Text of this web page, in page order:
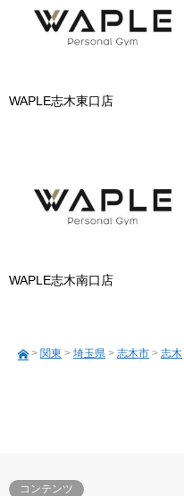
WAPLE志木東口店
WAPLE志木南口店
> 関東 > 埼玉県 > 志木市 > 志木
コンテンツ